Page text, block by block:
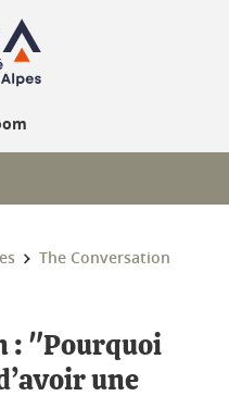
The Conversation
: "Pourquoi
une